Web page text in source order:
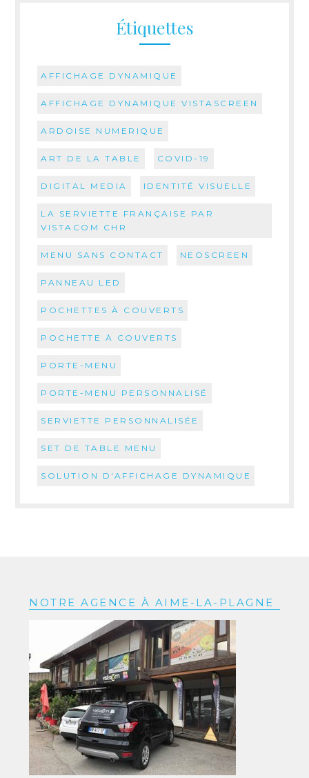
Étiquettes
AFFICHAGE DYNAMIQUE
AFFICHAGE DYNAMIQUE VISTASCREEN
ARDOISE NUMERIQUE
ART DE LA TABLE COVID-19
DIGITAL MEDIA IDENTITÉ VISUELLE
LA SERVIETTE FRANÇAISE PAR
VISTACOM CHR
MENU SANS CONTACT NEOSCREEN
PANNEAU LED
POCHETTES À COUVERTS
POCHETTE À COUVERTS
PORTE-MENU
PORTE-MENU PERSONNALISÉ
SERVIETTE PERSONNALISÉE
SET DE TABLE MENU
SOLUTION D'AFFICHAGE DYNAMIQUE
NOTRE AGENCE À AIME-LA-PLAGNE